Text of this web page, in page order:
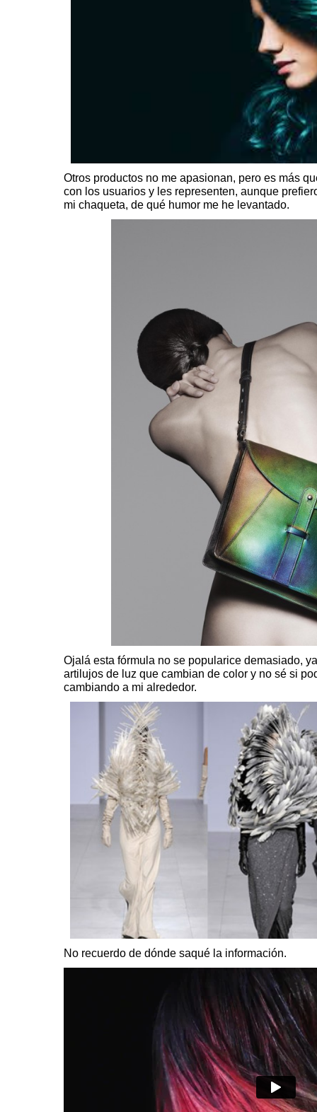
Otros productos no me apasionan, pero es más
con los usuarios y les representen, aunque
mi chaqueta, de qué humor me he levantado.
Ojalá esta fórmula no se popularice demasiado,
artilujos de luz que cambian de color y no sé si
cambiando a mi alrededor.
No recuerdo de dónde saqué la información.